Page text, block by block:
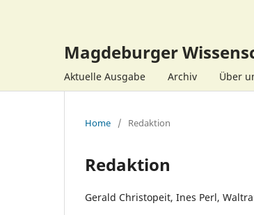
Magdeburger
Aktuelle Ausgabe Archiv Über
Home / Redaktion
Redaktion
Gerald Christopeit, Ines Perl,